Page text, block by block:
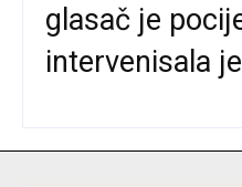
glasač je
intervenisala